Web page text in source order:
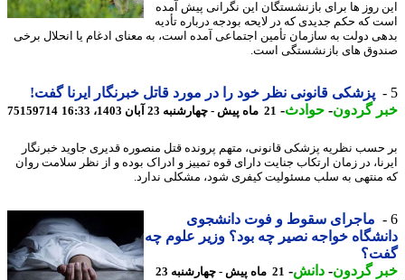
روز ها برای بازنشستگان این نگرانی پیش آمده
که حکم جدیدی که در لایحه بودجه درباره تأدیه
دولت به سازمان تأمین اجتماعی آمده است، به معنای ادغام یا انحلال برخی
های بازنشستگی است.
پزشکی قانونی نظر خود را در مورد قاتل خبرنگار ایرنا گفت!
گردون-حوادث -21 ماه پیش - چهارشنبه 23 آبان 1403، 16:33 75159714
نظریه پزشکی قانونی، متهم پرونده قتل منصوره قدیری جاوید خبرنگار
در زمان ارتکاب جنایت دارای قوه تمییز و ادراک بوده و از نظر سلامت روان
به سلب مسئولیت کیفری شود، مشکلی ندارد.
ماجرای سقوط و فوت دانشجوی
خواجه نصیر چه بود؟ وزیر علوم چه
گردون-دانش -
21 ماه پیش - چهارشنبه 23